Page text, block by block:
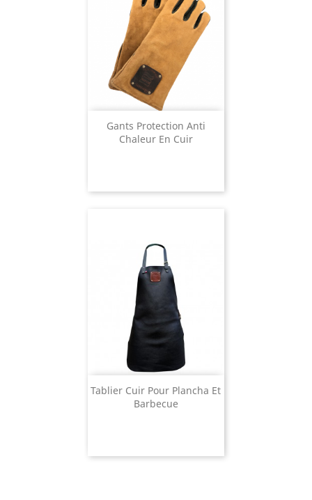
Gants Protection Anti
Chaleur En Cuir
Tablier Cuir Pour Plancha Et
Barbecue